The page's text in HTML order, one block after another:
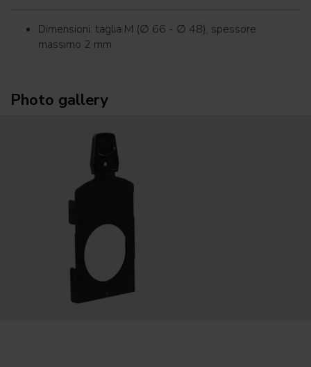
Dimensioni: taglia M (∅ 66 - ∅ 48), spessore
massimo 2 mm
Photo gallery